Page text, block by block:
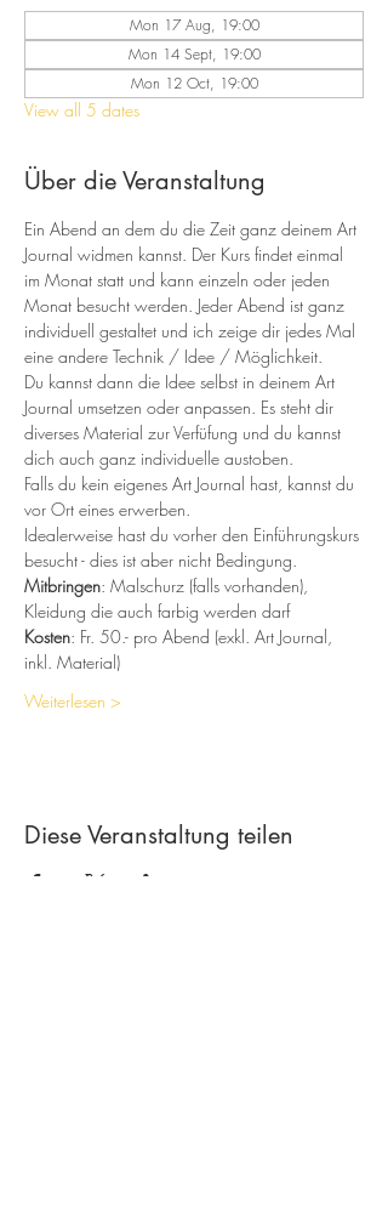
Mon 17 Aug, 19:00
Mon 14 Sept, 19:00
Mon 12 Oct, 19:00
View all 5 dates
Über die Veranstaltung
Ein Abend an dem du die Zeit ganz deinem Art
Journal widmen kannst. Der Kurs findet einmal
im Monat statt und kann einzeln oder jeden
Monat besucht werden. Jeder Abend ist ganz
individuell gestaltet und ich zeige dir jedes Mal
eine andere Technik / Idee / Möglichkeit.
Du kannst dann die Idee selbst in deinem Art
Journal umsetzen oder anpassen. Es steht dir
diverses Material zur Verfüfung und du kannst
dich auch ganz individuelle austoben.
Falls du kein eigenes Art Journal hast, kannst du
vor Ort eines erwerben.
Idealerweise hast du vorher den Einführungskurs
besucht - dies ist aber nicht Bedingung.
Mitbringen: Malschurz (falls vorhanden),
Kleidung die auch farbig werden darf
Kosten: Fr. 50.- pro Abend (exkl. Art Journal,
inkl. Material)
Weiterlesen >
Diese Veranstaltung teilen